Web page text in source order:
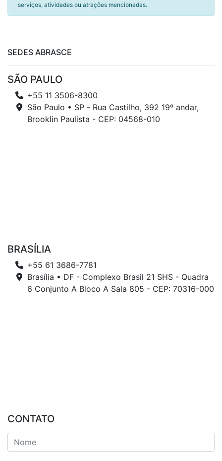
serviços, atividades ou atrações mencionadas.
SEDES ABRASCE
SÃO PAULO
+55 11 3506-8300
São Paulo • SP - Rua Castilho, 392 19º andar,
Brooklin Paulista - CEP: 04568-010
BRASÍLIA
+55 61 3686-7781
Brasília • DF - Complexo Brasil 21 SHS - Quadra
6 Conjunto A Bloco A Sala 805 - CEP: 70316-000
CONTATO